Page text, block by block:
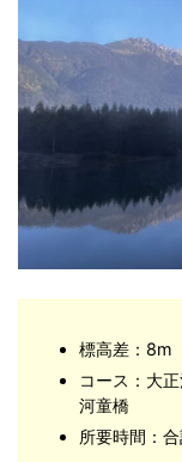
標高差：8m
コース：大
河童橋
所要時間：